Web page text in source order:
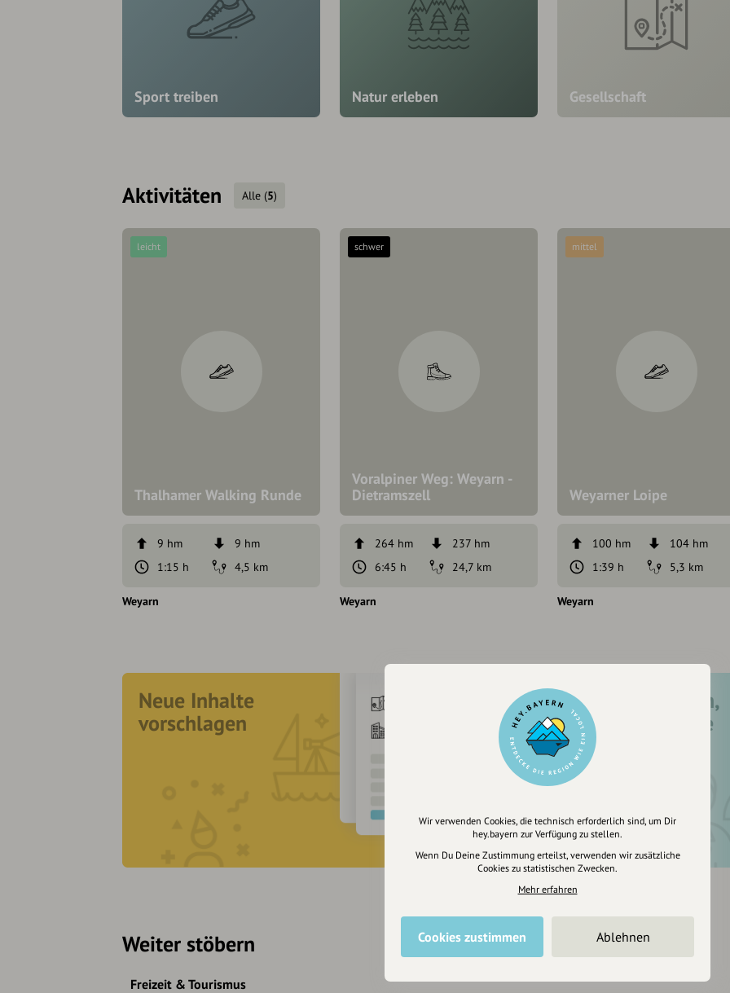
Sport treiben Natur erleben Gesellschaft
Aktivitäten Alle (5)
Thalhamer Walking Runde
leicht
9 hm
9 hm
1:15 h
4,5 km
Weyarn
Voralpiner Weg: Weyarn -
Dietramszell
schwer
264 hm
237 hm
6:45 h
24,7 km
Weyarn
Weyarner Loipe
mittel
100 hm
104 hm
1:39 h
5,3 km
Weyarn
Neue Inhalte
vorschlagen
Registriere dich,
um dir Einträge
zu merken
Weiter stöbern
Freizeit & Tourismus
Wir verwenden Cookies, die technisch erforderlich sind, um Dir
hey.bayern zur Verfügung zu stellen.
Wenn Du Deine Zustimmung erteilst, verwenden wir zusätzliche
Cookies zu statistischen Zwecken.
Mehr erfahren
Cookies zustimmen Ablehnen